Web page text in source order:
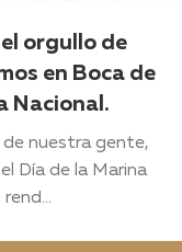
orgullo de
en Boca de
Nacional.
de nuestra gente,
Día de la Marina